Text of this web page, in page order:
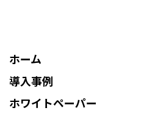
ホーム
導入事例
ホワイトペーパー